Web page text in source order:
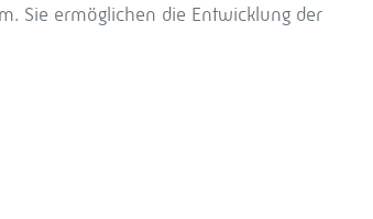
Sie ermöglichen die Entwicklung der